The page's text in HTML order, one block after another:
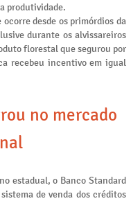
produtividade.
desde os primórdios da
durante os alvissareiros
florestal que segurou por
recebeu incentivo em igual
no mercado
estadual, o Banco Standard
de venda dos créditos